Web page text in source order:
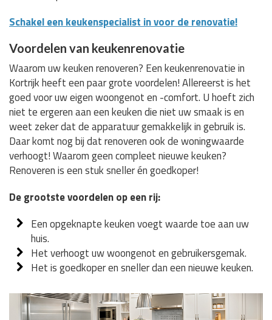
Schakel een keukenspecialist in voor de renovatie!
Voordelen van keukenrenovatie
Waarom uw keuken renoveren? Een keukenrenovatie in
Kortrijk heeft een paar grote voordelen! Allereerst is het
goed voor uw eigen woongenot en -comfort. U hoeft zich
niet te ergeren aan een keuken die niet uw smaak is en
weet zeker dat de apparatuur gemakkelijk in gebruik is.
Daar komt nog bij dat renoveren ook de woningwaarde
verhoogt! Waarom geen compleet nieuwe keuken?
Renoveren is een stuk sneller én goedkoper!
De grootste voordelen op een rij:
Een opgeknapte keuken voegt waarde toe aan uw
huis.
Het verhoogt uw woongenot en gebruikersgemak.
Het is goedkoper en sneller dan een nieuwe keuken.